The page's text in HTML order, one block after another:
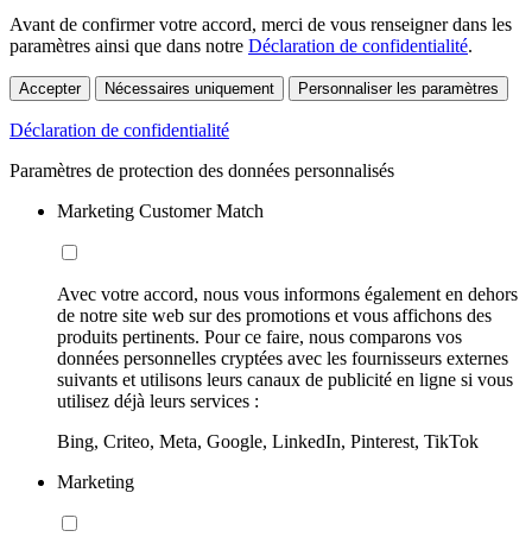
Avant de confirmer votre accord, merci de vous renseigner dans les
paramètres ainsi que dans notre Déclaration de confidentialité.
Accepter Nécessaires uniquement Personnaliser les paramètres
Déclaration de confidentialité
Paramètres de protection des données personnalisés
Marketing Customer Match
Avec votre accord, nous vous informons également en dehors
de notre site web sur des promotions et vous affichons des
produits pertinents. Pour ce faire, nous comparons vos
données personnelles cryptées avec les fournisseurs externes
suivants et utilisons leurs canaux de publicité en ligne si vous
utilisez déjà leurs services :
Bing, Criteo, Meta, Google, LinkedIn, Pinterest, TikTok
Marketing